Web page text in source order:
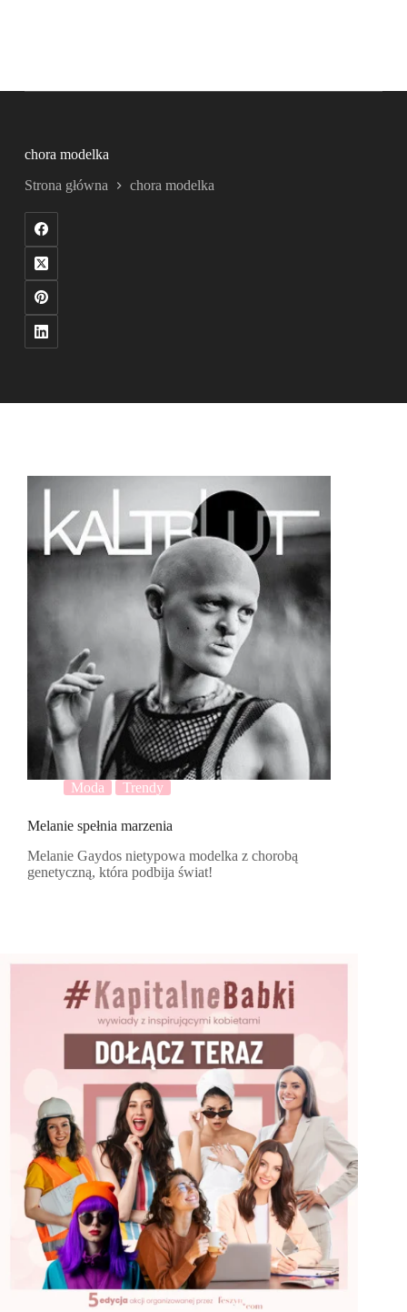
chora modelka
Strona główna chora modelka
Moda Trendy
Melanie spełnia marzenia
Melanie Gaydos nietypowa modelka z chorobą
genetyczną, która podbija świat!